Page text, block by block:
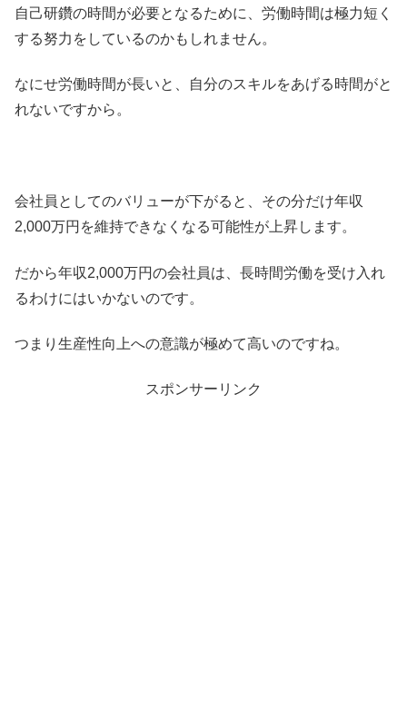
自己研鑽の時間が必要となるために、労働時間は極力短く
する努力をしているのかもしれません。
なにせ労働時間が長いと、自分のスキルをあげる時間がと
れないですから。
会社員としてのバリューが下がると、その分だけ年収
2,000万円を維持できなくなる可能性が上昇します。
だから年収2,000万円の会社員は、長時間労働を受け入れ
るわけにはいかないのです。
つまり生産性向上への意識が極めて高いのですね。
スポンサーリンク